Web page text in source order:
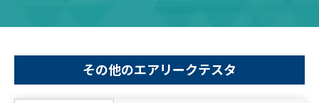
その他のエアリークテスタ